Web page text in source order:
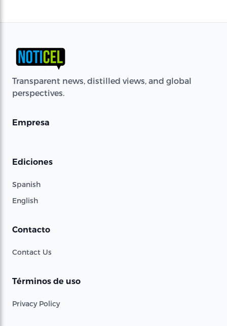
Transparent news, distilled views, and global
perspectives.
Empresa
Ediciones
Spanish
English
Contacto
Contact Us
Términos de uso
Privacy Policy